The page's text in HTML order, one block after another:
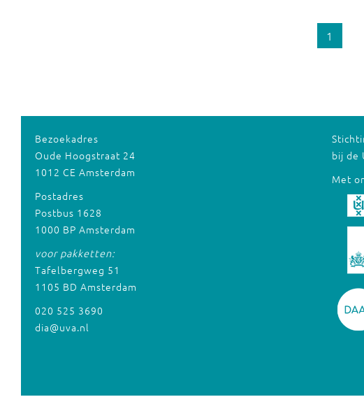
1
Bezoekadres
Oude Hoogstraat 24
1012 CE Amsterdam
Postadres
Postbus 1628
1000 BP Amsterdam
voor pakketten:
Tafelbergweg 51
1105 BD Amsterdam
020 525 3690
dia@uva.nl
bij de
Met